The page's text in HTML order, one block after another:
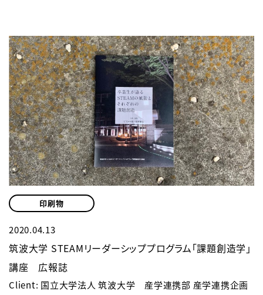
印刷物
2020.04.13
筑波大学 STEAMリーダーシッププログラム「課題創造学」
講座 広報誌
Client: 国立大学法人 筑波大学 産学連携部 産学連携企画